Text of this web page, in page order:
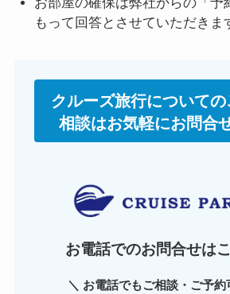
もって回答とさせていただきま
クルーズ旅行について
相談はお気軽にお問合
お電話でのお問合せは
＼ お電話でもご相談・ご予約